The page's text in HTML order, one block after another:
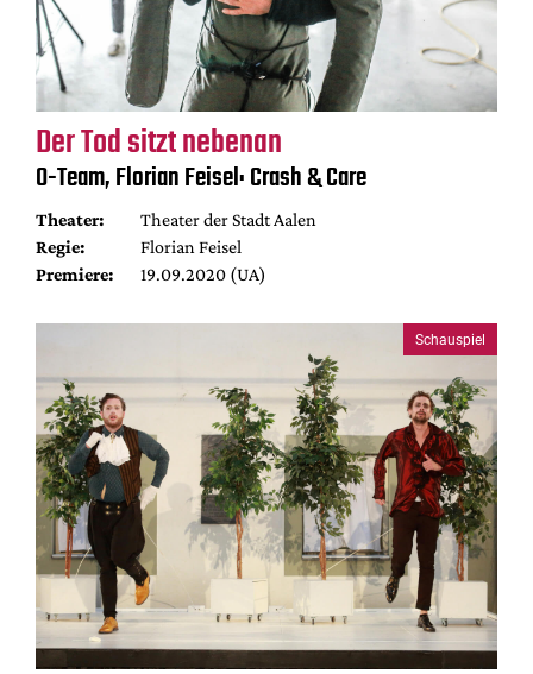
Der Tod sitzt nebenan
O-Team, Florian Feisel: Crash & Care
Theater:
Theater der Stadt Aalen
Regie:
Florian Feisel
Premiere:
19.09.2020 (UA)
Schauspiel